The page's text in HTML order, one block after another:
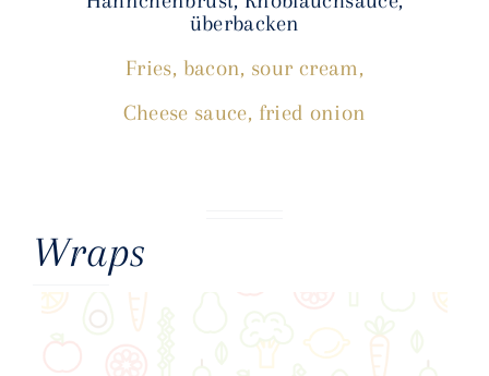
überbacken
Fries, bacon, sour cream,
Cheese sauce, fried onion
Wraps